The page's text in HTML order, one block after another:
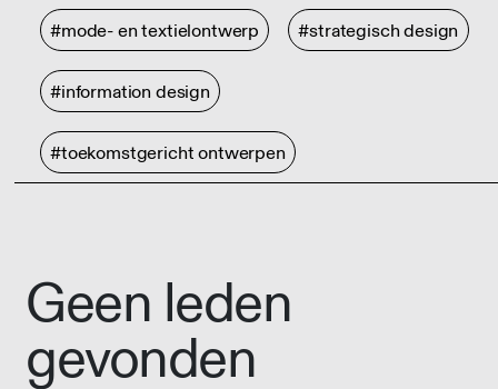
#mode- en textielontwerp #strategisch design
#information design
#toekomstgericht ontwerpen
Geen leden
gevonden